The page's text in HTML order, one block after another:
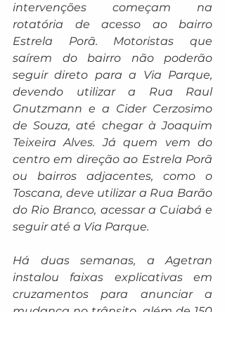
intervenções começam na
rotatória de acesso ao bairro
Estrela Porã. Motoristas que
saírem do bairro não poderão
seguir direto para a Via Parque,
devendo utilizar a Rua Raul
Gnutzmann e a Cider Cerzosimo
de Souza, até chegar à Joaquim
Teixeira Alves. Já quem vem do
centro em direção ao Estrela Porã
ou bairros adjacentes, como o
Toscana, deve utilizar a Rua Barão
do Rio Branco, acessar a Cuiabá e
seguir até a Via Parque.
Há duas semanas, a Agetran
instalou faixas explicativas em
cruzamentos para anunciar a
mudança no trânsito, além de 150